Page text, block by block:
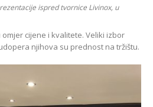
ispred tvornice Livinox, u
cijene i kvalitete. Veliki izbor
njihova su prednost na tržištu.